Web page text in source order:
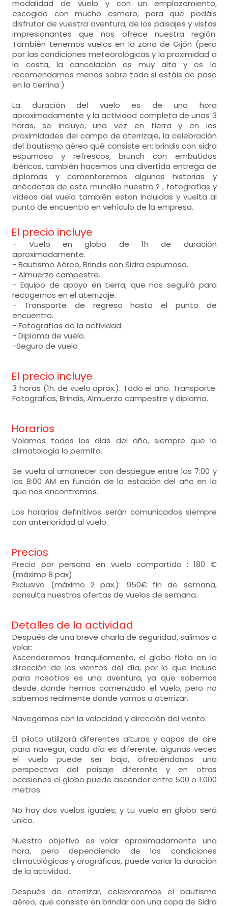
modalidad de vuelo y con un emplazamiento,
escogido con mucho esmero, para que podáis
disfrutar de vuestra aventura, de los paisajes y vistas
impresionantes que nos ofrece nuestra región.
También tenemos vuelos en la zona de Gijón (pero
por las condiciones meteorológicas y la proximidad a
la costa, la cancelación es muy alta y os lo
recomendamos menos sobre todo si estáis de paso
en la tierrina )
La duración del vuelo es de una hora
aproximadamente y la actividad completa de unas 3
horas, se incluye, una vez en tierra y en las
proximidades del campo de aterrizaje, la celebración
del bautismo aéreo qué consiste en: brindis con sidra
espumosa y refrescos, brunch con embutidos
ibéricos, también hacemos una divertida entrega de
diplomas y comentaremos algunas historias y
anécdotas de este mundillo nuestro ? , fotografías y
vídeos del vuelo también estan Incluidas y vuelta al
punto de encuentro en vehículo de la empresa.
El precio incluye
- Vuelo en globo de 1h de duración
aproximadamente.
- Bautismo Aéreo, Brindis con Sidra espumosa.
- Almuerzo campestre.
- Equipo de apoyo en tierra, que nos seguirá para
recogernos en el aterrizaje.
- Transporte de regreso hasta el punto de
encuentro.
- Fotografías de la actividad.
- Diploma de vuelo.
-Seguro de vuelo
El precio incluye
3 horas (1h. de vuelo aprox.). Todo el año. Transporte.
Fotografias, Brindis, Almuerzo campestre y diploma.
Horarios
Volamos todos los dias del año, siempre que la
climatologia lo permita.
Se vuela al amanecer con despegue entre las 7:00 y
las 8:00 AM en función de la estación del año en la
que nos encontremos.
Los horarios definitivos serán comunicados siempre
con anterioridad al vuelo.
Precios
Precio por persona en vuelo compartido : 180 €
(máximo 8 pax)
Exclusivo (máximo 2 pax.): 950€ fin de semana,
consulta nuestras ofertas de vuelos de semana.
Detalles de la actividad
Después de una breve charla de seguridad, salimos a
volar:
Ascenderemos tranquilamente, el globo flota en la
dirección de los vientos del día, por lo que incluso
para nosotros es una aventura, ya que sabemos
desde donde hemos comenzado el vuelo, pero no
sabemos realmente donde vamos a aterrizar.
Navegamos con la velocidad y dirección del viento.
El piloto utilizará diferentes alturas y capas de aire
para navegar, cada día es diferente, algunas veces
el vuelo puede ser bajo, ofreciéndonos una
perspectiva del paisaje diferente y en otras
ocasiones el globo puede ascender entre 500 o 1.000
metros.
No hay dos vuelos iguales, y tu vuelo en globo será
único.
Nuestro objetivo es volar aproximadamente una
hora, pero dependiendo de las condiciones
climatológicas y orográficas, puede variar la duración
de la actividad.
Después de aterrizar, celebraremos el bautismo
aéreo, que consiste en brindar con una copa de Sidra